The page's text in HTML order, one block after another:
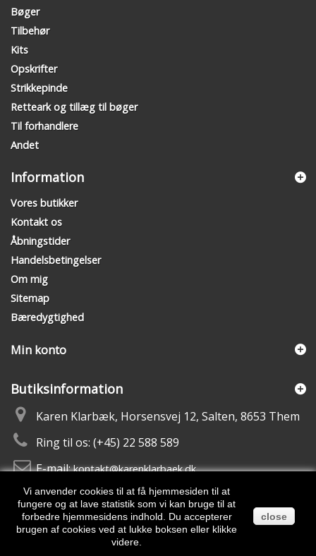
Bøger
Tilbehør
Kits
Opskrifter
Strikkepinde
Retteark og tillæg til bøger
Til forhandlere
Andet
Information
Vores butikker
Kontakt os
Åbningstider
Handelsbetingelser
Om mig
Sitemap
Bæredygtighed
Min konto
Butiksinformation
Karen Klarbæk, Horsensvej 12, Salten, 8653 Them
Ring til os: (+45) 22 588 589
E-mail:kontakt@karenklarbaek.dk
Vi anvender cookies til at få hjemmesiden til at
fungere og at lave statistik som vi kan bruge til at
forbedre hjemmesidens indhold. Du accepterer
brugen af cookies ved at lukke boksen eller klikke
videre.
close